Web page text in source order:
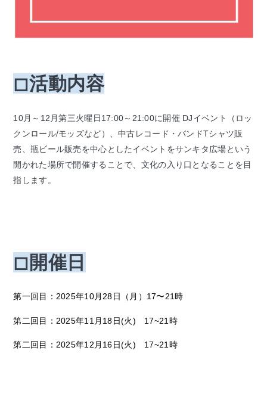
◻︎活動内容
10月～12月第三火曜日17:00～21:00に開催 DJイベント（ロッ
クンロール/モッズなど）、中古レコード・バンドTシャツ販
売、瓶ビール販売を中心としたイベントをサンキタ広場という
開かれた場所で開催することで、文化の入り口となることを目
指します。
◻︎開催日
第一回目：2025年10月28日（月）17〜21時
第二回目： 2025年11月18日(火) 17~21時
第二回目： 2025年12月16日(火) 17~21時